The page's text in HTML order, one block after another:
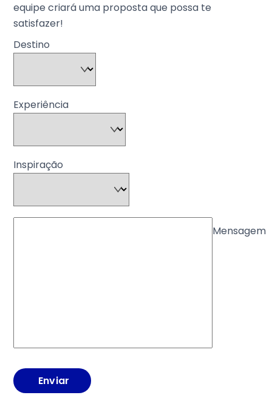
equipe criará uma proposta que possa te
satisfazer!
Destino
Experiência
Inspiração
Mensagem
Enviar